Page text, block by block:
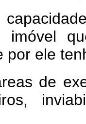
imóvel
por ele
de